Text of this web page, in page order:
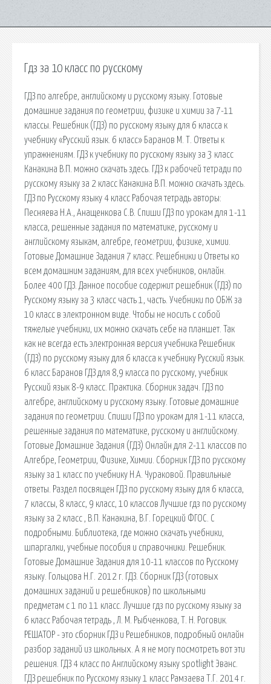
Гдз за 10 класс по русскому
ГДЗ по алгебре, английскому и русскому языку. Готовые
домашние задания по геометрии, физике и химии за 7-11
классы. Решебник (ГДЗ) по русскому языку для 6 класса к
учебнику «Русский язык. 6 класс» Баранов М. Т. Ответы к
упражнениям. ГДЗ к учебнику по русскому языку за 3 класс
Канакина В.П. можно скачать здесь. ГДЗ к рабочей тетради по
русскому языку за 2 класс Канакина В.П. можно скачать здесь.
ГДЗ по Русскому языку 4 класс Рабочая тетрадь авторы:
Песняева Н.А., Анащенкова С.В. Спиши ГДЗ по урокам для 1-11
класса, решенные задания по математике, русскому и
английскому языкам, алгебре, геометрии, физике, химии.
Готовые Домашние Задания 7 класс. Решебники и Ответы ко
всем домашним заданиям, для всех учебников, онлайн.
Более 400 ГДЗ. Данное пособие содержит решебник (ГДЗ) по
Русскому языку за 3 класс часть 1, часть. Учебники по ОБЖ за
10 класс в электронном виде. Чтобы не носить с собой
тяжелые учебники, их можно скачать себе на планшет. Так
как не всегда есть электронная версия учебника Решебник
(ГДЗ) по русскому языку для 6 класса к учебнику Русский язык.
6 класс Баранов ГДЗ для 8,9 класса по русскому, учебник
Русский язык 8-9 класс. Практика. Сборник задач. ГДЗ по
алгебре, английскому и русскому языку. Готовые домашние
задания по геометрии. Спиши ГДЗ по урокам для 1-11 класса,
решенные задания по математике, русскому и английскому.
Готовые Домашние Задания (ГДЗ) Онлайн для 2-11 классов по
Алгебре, Геометрии, Физике, Химии. Сборник ГДЗ по русскому
языку за 1 класс по учебнику Н.А. Чураковой. Правильные
ответы. Раздел посвящен ГДЗ по русскому языку для 6 класса,
7 классы, 8 класс, 9 класс, 10 классов Лучшие гдз по русскому
языку за 2 класс , В.П. Канакина, В.Г. Горецкий ФГОС. С
подробными. Библиотека, где можно скачать учебники,
шпаргалки, учебные пособия и справочники. Решебник.
Готовые Домашние Задания для 10-11 классов по Русскому
языку. Гольцова Н.Г. 2012 г. ГДЗ. Сборник ГДЗ (готовых
домашних заданий и решебников) по школьными
предметам с 1 по 11 класс. Лучшие гдз по русскому языку за
6 класс Рабочая тетрадь , Л. М. Рыбченкова, Т. Н. Роговик.
РЕШАТОР - это сборник ГДЗ и Решебников, подробный онлайн
разбор заданий из школьных. А я не могу посмотреть вот эти
решения. ГДЗ 4 класс по Английскому языку spotlight Эванс.
ГДЗ решебник по Русскому языку 1 класс Рамзаева Т.Г. 2014 г.